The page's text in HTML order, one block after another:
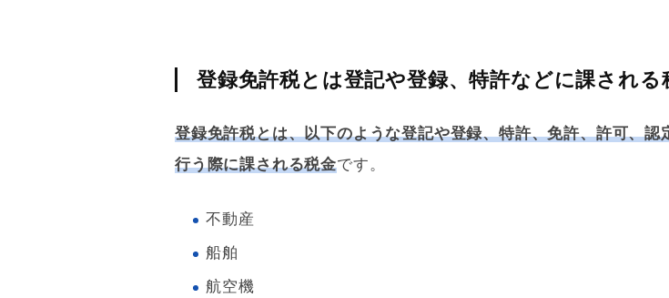
登録免許税とは登記や登録、特許などに課される
登録免許税とは、以下のような登記や登録、特許、免許、許可、認
行う際に課される税金です。
不動産
船舶
航空機